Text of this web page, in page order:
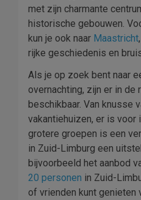
met zijn charmante
historische gebouwen.
kun je ook naar Maastricht
rijke geschiedenis en
Als je op zoek bent naar
overnachting, zijn er in
beschikbaar. Van knusse
vakantiehuizen, er is voor
grotere groepen is een
in Zuid-Limburg een
bijvoorbeeld het aanbod
20 personen in Zuid-
of vrienden kunt genieten